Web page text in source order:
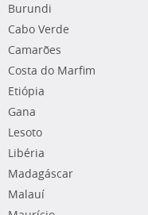
Burundi
Cabo Verde
Camarões
Costa do Marfim
Etiópia
Gana
Lesoto
Libéria
Madagáscar
Malauí